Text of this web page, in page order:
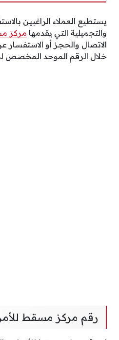
يستطيع العملاء الراغبين
والتجميلية التي يقدمها مركز
الاتصال والحجز أو
خلال الرقم الموحد المخصص
رقم مركز مسقط